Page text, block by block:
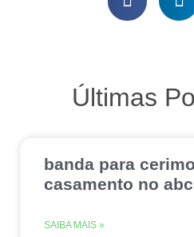
Últimas
banda para
casamento no abc
SAIBA MAIS »